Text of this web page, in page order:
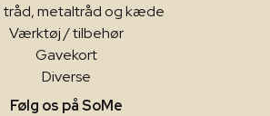
tråd, metaltråd og kæde
Værktøj / tilbehør
Gavekort
Diverse
Følg os på SoMe